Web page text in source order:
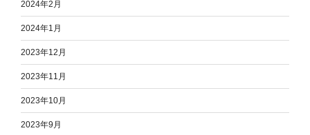
2024年2月
2024年1月
2023年12月
2023年11月
2023年10月
2023年9月